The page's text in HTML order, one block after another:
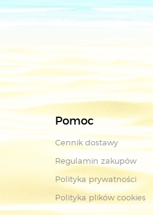
Pomoc
Cennik dostawy
Regulamin zakupów
Polityka prywatności
Polityka plików cookies